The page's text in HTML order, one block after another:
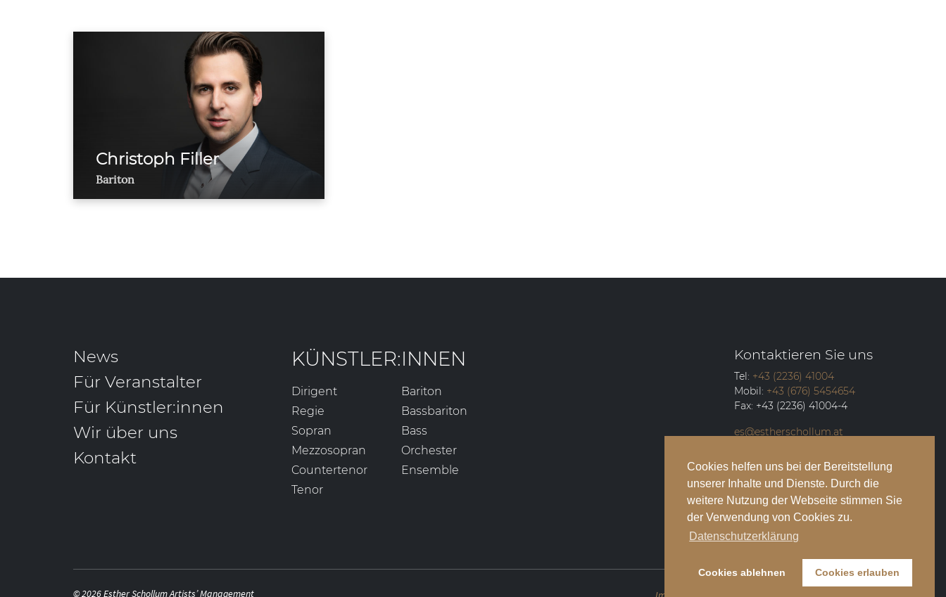
Cookies helfen uns bei der Bereitstellung
unserer Inhalte und Dienste. Durch die
weitere Nutzung der Webseite stimmen Sie
der Verwendung von Cookies zu.
Datenschutzerklärung
Cookies ablehnen Cookies erlauben
Christoph Filler
Bariton
KÜNSTLER:INNEN
Dirigent
Regie
Sopran
Mezzosopran
Countertenor
Tenor
Bariton
Bassbariton
Bass
Orchester
Ensemble
News
Für Veranstalter
Für Künstler:innen
Wir über uns
Kontakt
Kontaktieren Sie uns
Tel: +43 (2236) 41004
Mobil: +43 (676) 5454654
Fax: +43 (2236) 41004-4
es@estherschollum.at
Guntramsdorfer Straße 12/2
2340 Mödling
© 2026 Esther Schollum Artists’ Management